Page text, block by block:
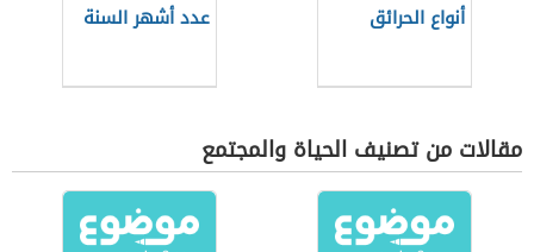
أنواع الحرائق عدد أشهر السنة
مقالات من تصنيف الحياة والمجتمع